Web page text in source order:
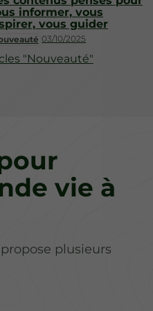
03/10/2025
informer, vous
vous guider
"Nouveauté"
vie à
plusieurs